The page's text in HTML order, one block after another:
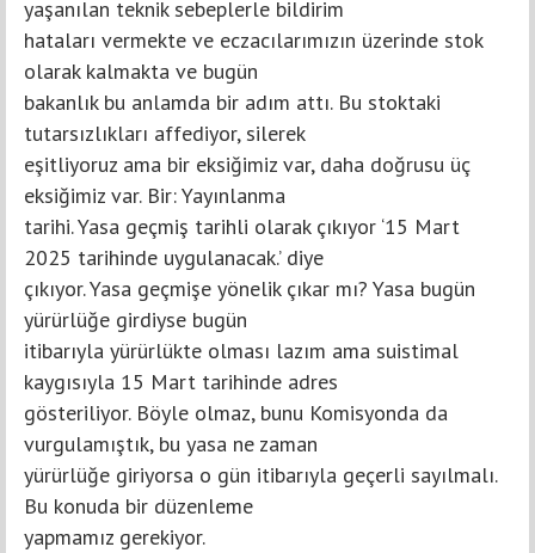
yaşanılan teknik sebeplerle bildirim
hataları vermekte ve eczacılarımızın üzerinde stok
olarak kalmakta ve bugün
bakanlık bu anlamda bir adım attı. Bu stoktaki
tutarsızlıkları affediyor, silerek
eşitliyoruz ama bir eksiğimiz var, daha doğrusu üç
eksiğimiz var. Bir: Yayınlanma
tarihi. Yasa geçmiş tarihli olarak çıkıyor ‘15 Mart
2025 tarihinde uygulanacak.’ diye
çıkıyor. Yasa geçmişe yönelik çıkar mı? Yasa bugün
yürürlüğe girdiyse bugün
itibarıyla yürürlükte olması lazım ama suistimal
kaygısıyla 15 Mart tarihinde adres
gösteriliyor. Böyle olmaz, bunu Komisyonda da
vurgulamıştık, bu yasa ne zaman
yürürlüğe giriyorsa o gün itibarıyla geçerli sayılmalı.
Bu konuda bir düzenleme
yapmamız gerekiyor.